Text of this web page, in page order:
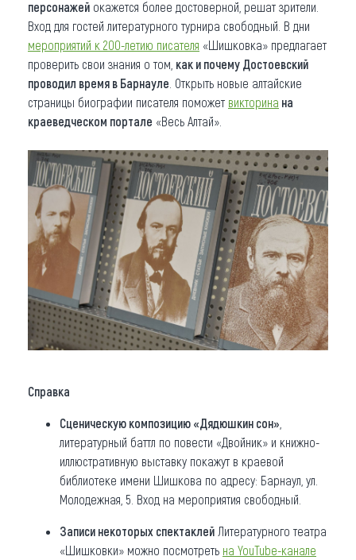
персонажей окажется более достоверной, решат зрители.
Вход для гостей литературного турнира свободный. В дни
мероприятий к 200-летию писателя «Шишковка» предлагает
проверить свои знания о том, как и почему Достоевский
проводил время в Барнауле . Открыть новые алтайские
страницы биографии писателя поможет викторина на
краеведческом портале «Весь Алтай».
Справка
Сценическую композицию «Дядюшкин сон»
литературный баттл по повести «Двойник» и книжно-
иллюстративную выставку покажут в краевой
библиотеке имени Шишкова по адресу: Барнаул, ул.
Молодежная, 5. Вход на мероприятия свободный.
Записи некоторых спектаклей Литературного театра
«Шишковки» можно посмотреть на YouTube-канале